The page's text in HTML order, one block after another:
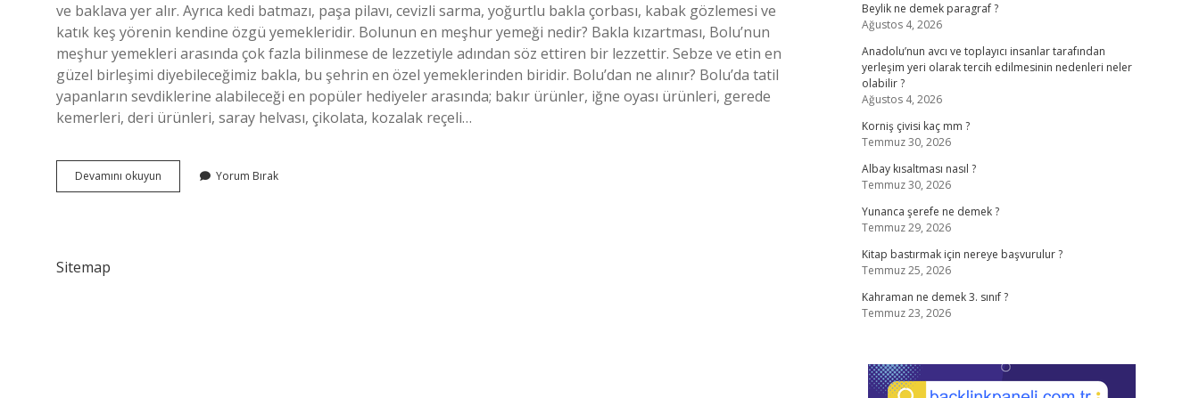
ve baklava yer alır. Ayrıca kedi batmazı, paşa pilavı, cevizli sarma, yoğurtlu bakla çorbası, kabak gözlemesi ve
katık keş yörenin kendine özgü yemekleridir. Bolunun en meşhur yemeği nedir? Bakla kızartması, Bolu’nun
meşhur yemekleri arasında çok fazla bilinmese de lezzetiyle adından söz ettiren bir lezzettir. Sebze ve etin en
güzel birleşimi diyebileceğimiz bakla, bu şehrin en özel yemeklerinden biridir. Bolu’dan ne alınır? Bolu’da tatil
yapanların sevdiklerine alabileceği en popüler hediyeler arasında; bakır ürünler, iğne oyası ürünleri, gerede
kemerleri, deri ürünleri, saray helvası, çikolata, kozalak reçeli…
Devamını okuyun
Ne
Yorum Bırak
Sitemap
Beylik ne demek paragraf ?
Ağustos 4, 2026
Anadolu’nun avcı ve toplayıcı insanlar tarafından
yerleşim yeri olarak tercih edilmesinin nedenleri neler
olabilir ?
Ağustos 4, 2026
Korniş çivisi kaç mm ?
Temmuz 30, 2026
Albay kısaltması nasıl ?
Temmuz 30, 2026
Yunanca şerefe ne demek ?
Temmuz 29, 2026
Kitap bastırmak için nereye başvurulur ?
Temmuz 25, 2026
Kahraman ne demek 3. sınıf ?
Temmuz 23, 2026